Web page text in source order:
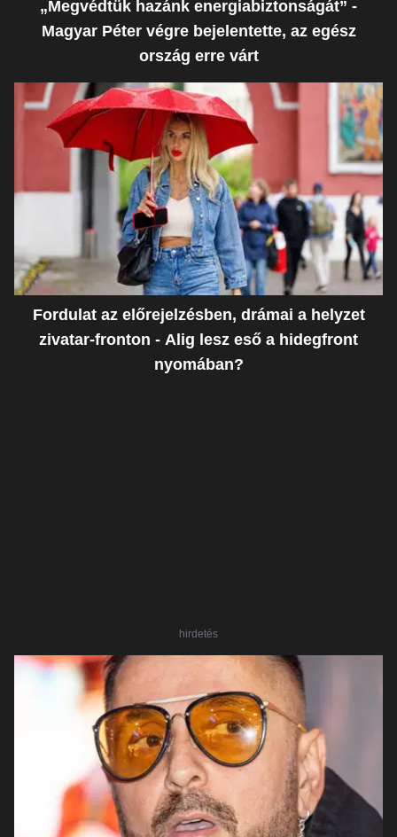
„Megvédtük hazánk energiabiztonságát” -
Magyar Péter végre bejelentette, az egész
ország erre várt
Fordulat az előrejelzésben, drámai a helyzet
zivatar-fronton - Alig lesz eső a hidegfront
nyomában?
hirdetés